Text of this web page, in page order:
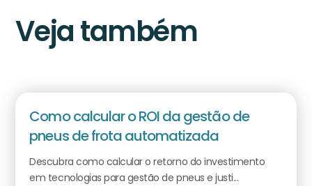
Veja também
Como calcular o ROI da gestão de
pneus de frota automatizada
Descubra como calcular o retorno do investimento
em tecnologias para gestão de pneus e justi...